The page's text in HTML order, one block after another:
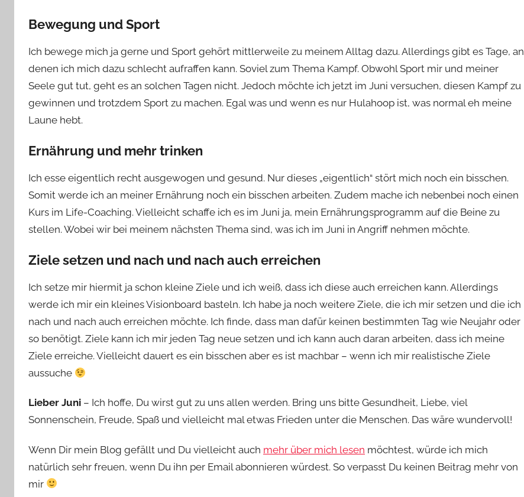
Bewegung und Sport
Ich bewege mich ja gerne und Sport gehört mittlerweile zu meinem Alltag dazu. Allerdings gibt es Tage, an
denen ich mich dazu schlecht aufraffen kann. Soviel zum Thema Kampf. Obwohl Sport mir und meiner
Seele gut tut, geht es an solchen Tagen nicht. Jedoch möchte ich jetzt im Juni versuchen, diesen Kampf zu
gewinnen und trotzdem Sport zu machen. Egal was und wenn es nur Hulahoop ist, was normal eh meine
Laune hebt.
Ernährung und mehr trinken
Ich esse eigentlich recht ausgewogen und gesund. Nur dieses „eigentlich“ stört mich noch ein bisschen.
Somit werde ich an meiner Ernährung noch ein bisschen arbeiten. Zudem mache ich nebenbei noch einen
Kurs im Life-Coaching. Vielleicht schaffe ich es im Juni ja, mein Ernährungsprogramm auf die Beine zu
stellen. Wobei wir bei meinem nächsten Thema sind, was ich im Juni in Angriff nehmen möchte.
Ziele setzen und nach und nach auch erreichen
Ich setze mir hiermit ja schon kleine Ziele und ich weiß, dass ich diese auch erreichen kann. Allerdings
werde ich mir ein kleines Visionboard basteln. Ich habe ja noch weitere Ziele, die ich mir setzen und die ich
nach und nach auch erreichen möchte. Ich finde, dass man dafür keinen bestimmten Tag wie Neujahr oder
so benötigt. Ziele kann ich mir jeden Tag neue setzen und ich kann auch daran arbeiten, dass ich meine
Ziele erreiche. Vielleicht dauert es ein bisschen aber es ist machbar – wenn ich mir realistische Ziele
aussuche
Lieber Juni – Ich hoffe, Du wirst gut zu uns allen werden. Bring uns bitte Gesundheit, Liebe, viel
Sonnenschein, Freude, Spaß und vielleicht mal etwas Frieden unter die Menschen. Das wäre wundervoll!
Wenn Dir mein Blog gefällt und Du vielleicht auch mehr über mich lesen möchtest, würde ich mich
natürlich sehr freuen, wenn Du ihn per Email abonnieren würdest. So verpasst Du keinen Beitrag mehr von
mir